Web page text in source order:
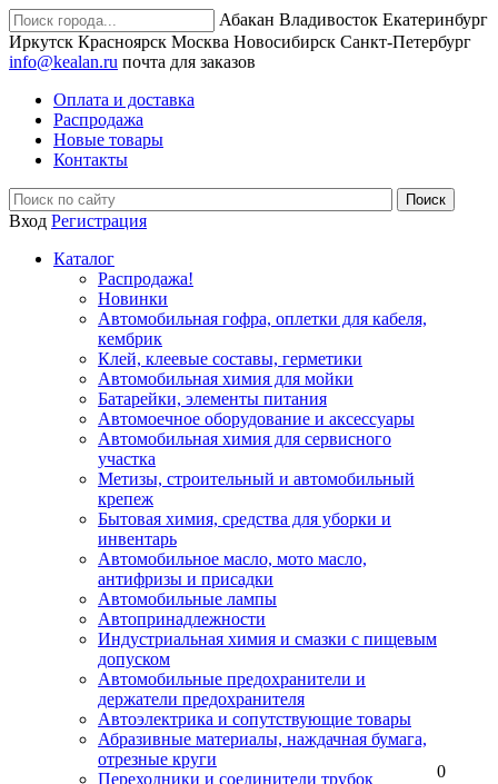
Абакан Владивосток Екатеринбург
Иркутск Красноярск Москва Новосибирск Санкт-Петербург
info@kealan.ru почта для заказов
Оплата и доставка
Распродажа
Новые товары
Контакты
Вход Регистрация
Каталог
Распродажа!
Новинки
Автомобильная гофра, оплетки для кабеля,
кембрик
Клей, клеевые составы, герметики
Автомобильная химия для мойки
Батарейки, элементы питания
Автомоечное оборудование и аксессуары
Автомобильная химия для сервисного
участка
Метизы, строительный и автомобильный
крепеж
Бытовая химия, средства для уборки и
инвентарь
Автомобильное масло, мото масло,
антифризы и присадки
Автомобильные лампы
Автопринадлежности
Индустриальная химия и смазки с пищевым
допуском
Автомобильные предохранители и
держатели предохранителя
Автоэлектрика и сопутствующие товары
Абразивные материалы, наждачная бумага,
отрезные круги
Переходники и соединители трубок
0